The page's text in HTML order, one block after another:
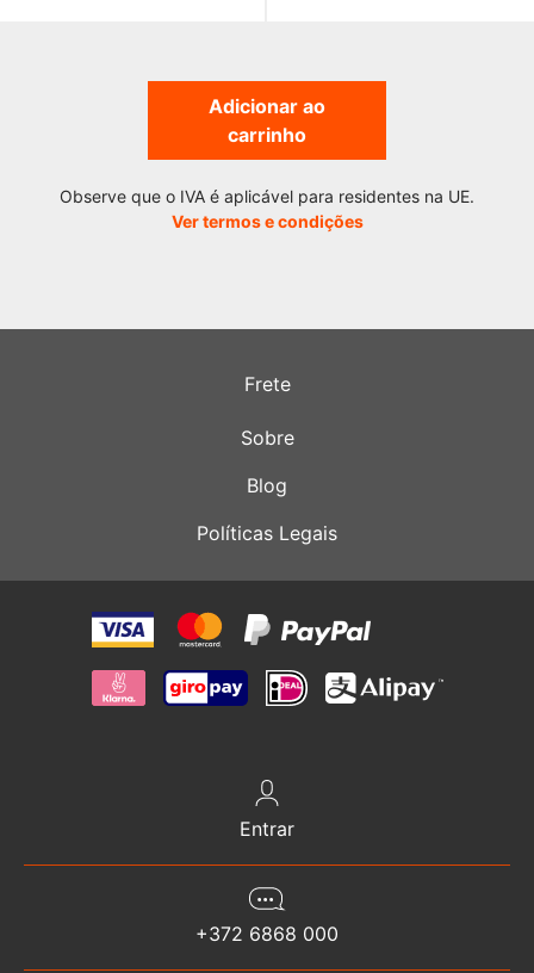
Adicionar ao
carrinho
Observe que o IVA é aplicável para residentes na UE.
Ver termos e condições
Frete
Sobre
Blog
Políticas Legais
Entrar
+372 6868 000